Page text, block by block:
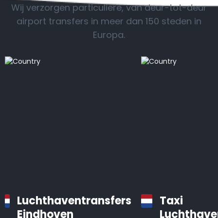
Wij verzorgen particuliere, van deur-tot-deur
airport transfers in meer dan 150 steden in
Europa.
Luchthaventransfers
Eindhoven
Taxi